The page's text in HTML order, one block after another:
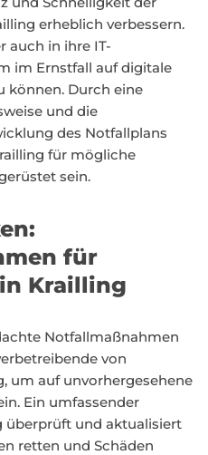
erheblich verbessern.
auch in ihre IT-
im Ernstfall auf digitale
können. Durch eine
und die
des Notfallplans
für mögliche
sein.
für
Krailling
Notfallmaßnahmen
von
um auf unvorhergesehene
Ein umfassender
überprüft und aktualisiert
retten und Schäden